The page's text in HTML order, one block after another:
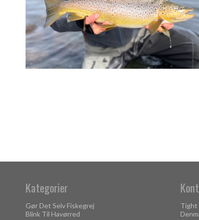
Kategorier
Gør Det Selv Fiskegrej
Blink Til Havørred
Tight